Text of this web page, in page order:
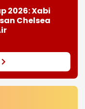
2026: Xabi
Chelsea